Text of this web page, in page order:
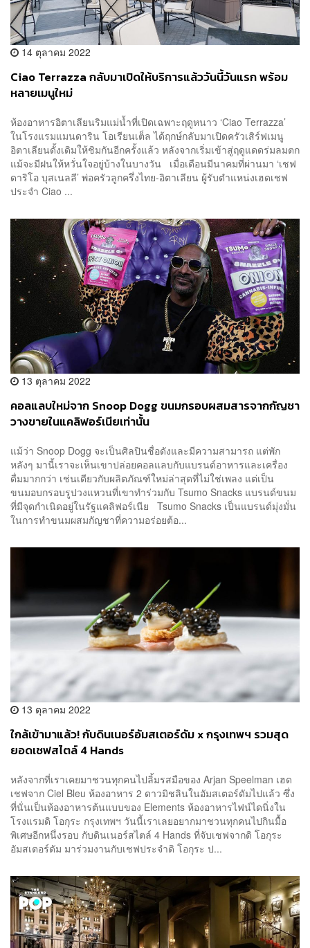
14 ตุลาคม 2022
Ciao Terrazza กลับมาเปิดให้บริการแล้ววันนี้วันแรก พร้อม
หลายเมนูใหม่
ห้องอาหารอิตาเลียนริมแม่น้ำที่เปิดเฉพาะฤดูหนาว ‘Ciao Terrazza’
ในโรงแรมแมนดาริน โอเรียนเต็ล ได้ฤกษ์กลับมาเปิดครัวเสิร์ฟเมนู
อิตาเลียนดั้งเดิมให้ชิมกันอีกครั้งแล้ว หลังจากเริ่มเข้าสู่ฤดูแดดร่มลมตก
แม้จะมีฝนให้หวั่นใจอยู่บ้างในบางวัน เมื่อเดือนมีนาคมที่ผ่านมา ‘เชฟ
ดาริโอ บุสเนลลี’ พ่อครัวลูกครึ่งไทย-อิตาเลียน ผู้รับตำแหน่งเฮดเชฟ
ประจำ Ciao ...
13 ตุลาคม 2022
คอลแลบใหม่จาก Snoop Dogg ขนมกรอบผสมสารจากกัญชา
วางขายในแคลิฟอร์เนียเท่านั้น
แม้ว่า Snoop Dogg จะเป็นศิลปินชื่อดังและมีความสามารถ แต่พัก
หลังๆ มานี้เราจะเห็นเขาปล่อยคอลแลบกับแบรนด์อาหารและเครื่อง
ดื่มมากกว่า เช่นเดียวกับผลิตภัณฑ์ใหม่ล่าสุดที่ไม่ใช่เพลง แต่เป็น
ขนมอบกรอบรูปวงแหวนที่เขาทำร่วมกับ Tsumo Snacks แบรนด์ขนม
ที่มีจุดกำเนิดอยู่ในรัฐแคลิฟอร์เนีย Tsumo Snacks เป็นแบรนด์มุ่งมั่น
ในการทำขนมผสมกัญชาที่ความอร่อยต้อ...
13 ตุลาคม 2022
ใกล้เข้ามาแล้ว! กับดินเนอร์อัมสเตอร์ดัม x กรุงเทพฯ รวมสุด
ยอดเชฟสไตล์ 4 Hands
หลังจากที่เราเคยมาชวนทุกคนไปลิ้มรสมือของ Arjan Speelman เฮด
เชฟจาก Ciel Bleu ห้องอาหาร 2 ดาวมิชลินในอัมสเตอร์ดัมไปแล้ว ซึ่ง
ที่นั่นเป็นห้องอาหารต้นแบบของ Elements ห้องอาหารไฟน์ไดนิ่งใน
โรงแรมดิ โอกุระ กรุงเทพฯ วันนี้เราเลยอยากมาชวนทุกคนไปกินมื้อ
พิเศษอีกหนึ่งรอบ กับดินเนอร์สไตล์ 4 Hands ที่จับเชฟจากดิ โอกุระ
อัมสเตอร์ดัม มาร่วมงานกับเชฟประจำดิ โอกุระ ป...